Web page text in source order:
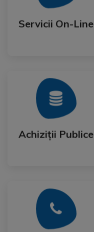
Servicii On-Line
Servicii On-Line
Achiziții Publice
Achiziții Publice
Mai Mult
Mai Mult